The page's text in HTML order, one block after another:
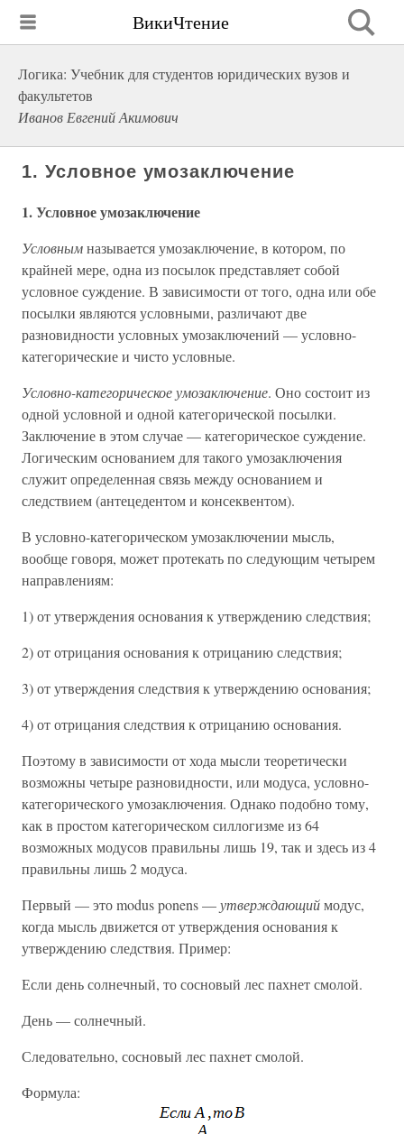
ВикиЧтение
Логика: Учебник для студентов юридических вузов и
факультетов
Иванов Евгений Акимович
1. Условное умозаключение
1. Условное умозаключение
Условнымназывается умозаключение, в котором, по
крайней мере, одна из посылок представляет собой
условное суждение. В зависимости от того, одна или обе
посылки являются условными, различают две
разновидности условных умозаключений — условно-
категорические и чисто условные.
Условно-категорическое умозаключение. Оно состоит из
одной условной и одной категорической посылки.
Заключение в этом случае — категорическое суждение.
Логическим основанием для такого умозаключения
служит определенная связь между основанием и
следствием (антецедентом и консеквентом).
В условно-категорическом умозаключении мысль,
вообще говоря, может протекать по следующим четырем
направлениям:
1) от утверждения основания к утверждению следствия;
2) от отрицания основания к отрицанию следствия;
3) от утверждения следствия к утверждению основания;
4) от отрицания следствия к отрицанию основания.
Поэтому в зависимости от хода мысли теоретически
возможны четыре разновидности, или модуса, условно-
категорического умозаключения. Однако подобно тому,
как в простом категорическом силлогизме из 64
возможных модусов правильны лишь 19, так и здесь из 4
правильны лишь 2 модуса.
Первый — это modus ponens —утверждающиймодус,
когда мысль движется от утверждения основания к
утверждению следствия. Пример:
Если день солнечный, то сосновый лес пахнет смолой.
День — солнечный.
Следовательно, сосновый лес пахнет смолой.
Формула: